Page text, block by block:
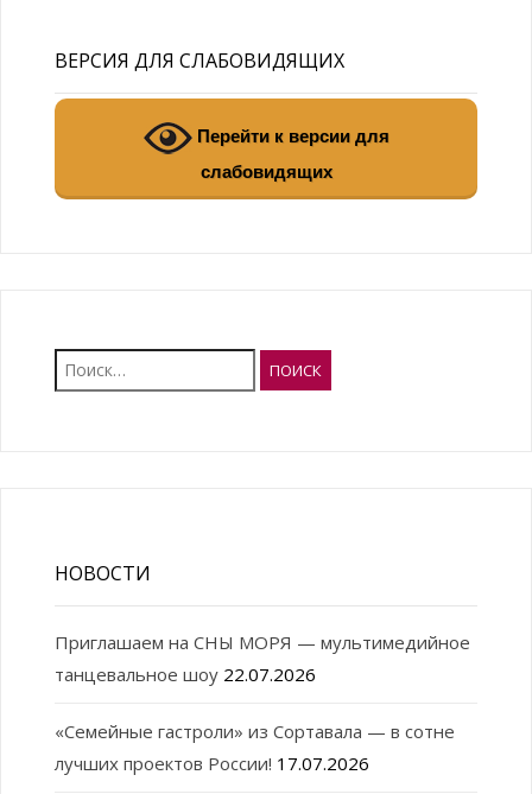
ВЕРСИЯ ДЛЯ СЛАБОВИДЯЩИХ
Перейти к версии для
слабовидящих
Найти:
НОВОСТИ
Приглашаем на СНЫ МОРЯ — мультимедийное
танцевальное шоу 22.07.2026
«Семейные гастроли» из Сортавала — в сотне
лучших проектов России! 17.07.2026